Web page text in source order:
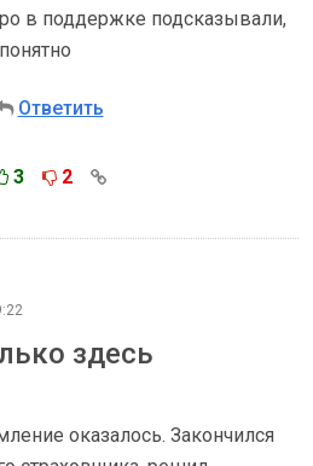
в поддержке подсказывали,
Ответить
3 2
здесь
оказалось. Закончился